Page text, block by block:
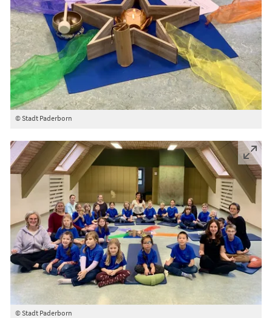
© Stadt Paderborn
© Stadt Paderborn